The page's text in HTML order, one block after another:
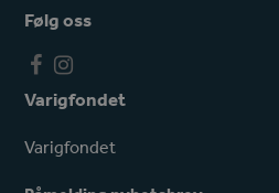
Følg oss
F
a
e
o
I
n
t
a
g
Varigfondet
Varigfondet